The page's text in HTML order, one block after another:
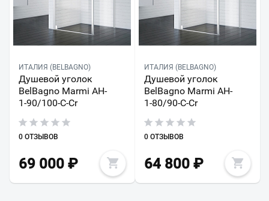
ИТАЛИЯ (BELBAGNO)
Душевой уголок
BelBagno Marmi AH-
1-90/100-C-Cr
0 ОТЗЫВОВ
69 000 ₽
ИТАЛИЯ (BELBAGNO)
Душевой уголок
BelBagno Marmi AH-
1-80/90-C-Cr
0 ОТЗЫВОВ
64 800₽